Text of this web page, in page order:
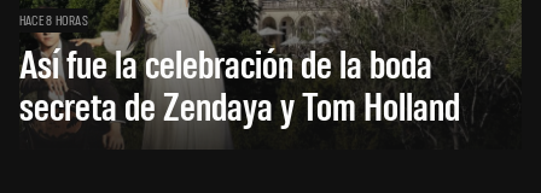
HACE 8 HORAS
Así fue la celebración de la boda
secreta de Zendaya y Tom Holland